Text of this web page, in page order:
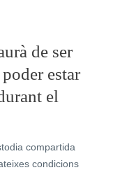
de ser
estar
el
compartida
condicions